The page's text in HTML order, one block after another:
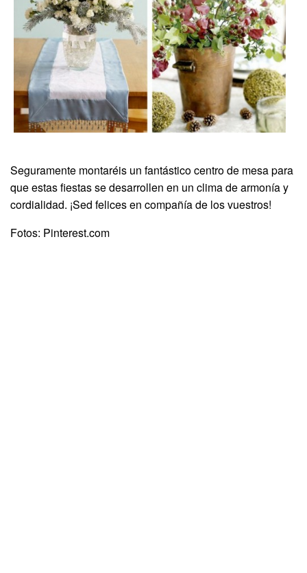
Seguramente montaréis un fantástico centro de mesa para
que estas fiestas se desarrollen en un clima de armonía y
cordialidad. ¡Sed felices en compañía de los vuestros!
Fotos: Pinterest.com